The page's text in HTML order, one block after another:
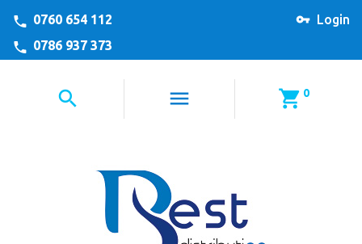
Login
0760 654 112
0786 937 373
0